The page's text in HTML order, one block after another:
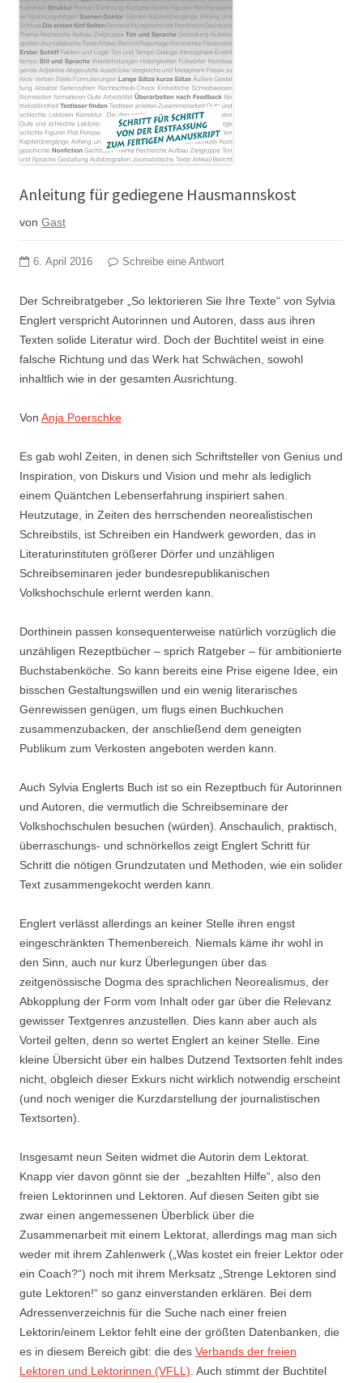
Anleitung für gediegene Hausmannskost
von Gast
6. April 2016 Schreibe eine Antwort
Der Schreibratgeber „So lektorieren Sie Ihre Texte“ von Sylvia
Englert verspricht Autorinnen und Autoren, dass aus ihren
Texten solide Literatur wird. Doch der Buchtitel weist in eine
falsche Richtung und das Werk hat Schwächen, sowohl
inhaltlich wie in der gesamten Ausrichtung.
Von Anja Poerschke
Es gab wohl Zeiten, in denen sich Schriftsteller von Genius und
Inspiration, von Diskurs und Vision und mehr als lediglich
einem Quäntchen Lebenserfahrung inspiriert sahen.
Heutzutage, in Zeiten des herrschenden neorealistischen
Schreibstils, ist Schreiben ein Handwerk geworden, das in
Literaturinstituten größerer Dörfer und unzähligen
Schreibseminaren jeder bundesrepublikanischen
Volkshochschule erlernt werden kann.
Dorthinein passen konsequenterweise natürlich vorzüglich die
unzähligen Rezeptbücher – sprich Ratgeber – für ambitionierte
Buchstabenköche. So kann bereits eine Prise eigene Idee, ein
bisschen Gestaltungswillen und ein wenig literarisches
Genrewissen genügen, um flugs einen Buchkuchen
zusammenzubacken, der anschließend dem geneigten
Publikum zum Verkosten angeboten werden kann.
Auch Sylvia Englerts Buch ist so ein Rezeptbuch für Autorinnen
und Autoren, die vermutlich die Schreibseminare der
Volkshochschulen besuchen (würden). Anschaulich, praktisch,
überraschungs- und schnörkellos zeigt Englert Schritt für
Schritt die nötigen Grundzutaten und Methoden, wie ein solider
Text zusammengekocht werden kann.
Englert verlässt allerdings an keiner Stelle ihren engst
eingeschränkten Themenbereich. Niemals käme ihr wohl in
den Sinn, auch nur kurz Überlegungen über das
zeitgenössische Dogma des sprachlichen Neorealismus, der
Abkopplung der Form vom Inhalt oder gar über die Relevanz
gewisser Textgenres anzustellen. Dies kann aber auch als
Vorteil gelten, denn so wertet Englert an keiner Stelle. Eine
kleine Übersicht über ein halbes Dutzend Textsorten fehlt indes
nicht, obgleich dieser Exkurs nicht wirklich notwendig erscheint
(und noch weniger die Kurzdarstellung der journalistischen
Textsorten).
Insgesamt neun Seiten widmet die Autorin dem Lektorat.
Knapp vier davon gönnt sie der „bezahlten Hilfe“, also den
freien Lektorinnen und Lektoren. Auf diesen Seiten gibt sie
zwar einen angemessenen Überblick über die
Zusammenarbeit mit einem Lektorat, allerdings mag man sich
weder mit ihrem Zahlenwerk („Was kostet ein freier Lektor oder
ein Coach?“) noch mit ihrem Merksatz „Strenge Lektoren sind
gute Lektoren!“ so ganz einverstanden erklären. Bei dem
Adressenverzeichnis für die Suche nach einer freien
Lektorin/einem Lektor fehlt eine der größten Datenbanken, die
es in diesem Bereich gibt: die des Verbands der freien
Lektoren und Lektorinnen (VFLL) . Auch stimmt der Buchtitel